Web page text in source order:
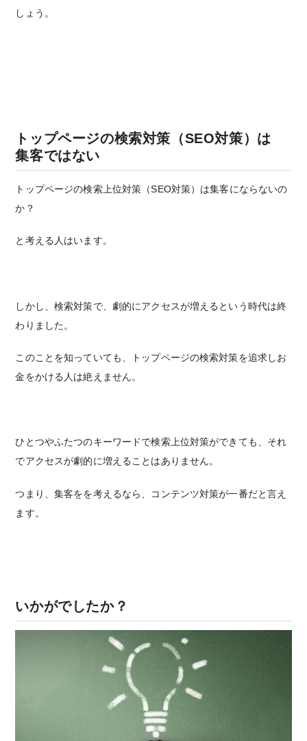
しょう。
トップページの検索対策（SEO対策）は
集客ではない
トップページの検索上位対策（SEO対策）は集客にならないの
か？
と考える人はいます。
しかし、検索対策で、劇的にアクセスが増えるという時代は終
わりました。
このことを知っていても、トップページの検索対策を追求しお
金をかける人は絶えません。
ひとつやふたつのキーワードで検索上位対策ができても、それ
でアクセスが劇的に増えることはありません。
つまり、集客をを考えるなら、コンテンツ対策が一番だと言え
ます。
いかがでしたか？